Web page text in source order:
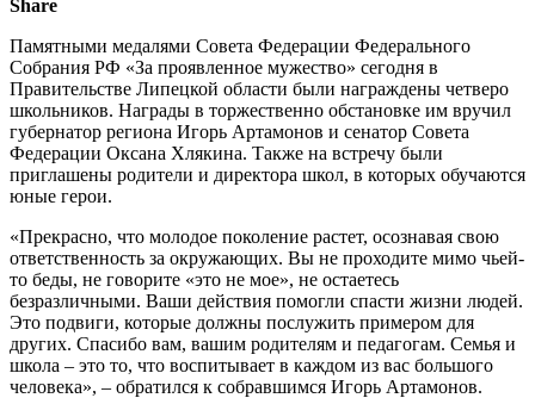
Share
Памятными медалями Совета Федерации Федерального
Собрания РФ «За проявленное мужество» сегодня в
Правительстве Липецкой области были награждены четверо
школьников. Награды в торжественно обстановке им вручил
губернатор региона Игорь Артамонов и сенатор Совета
Федерации Оксана Хлякина. Также на встречу были
приглашены родители и директора школ, в которых обучаются
юные герои.
«Прекрасно, что молодое поколение растет, осознавая свою
ответственность за окружающих. Вы не проходите мимо чьей-
то беды, не говорите «это не мое», не остаетесь
безразличными. Ваши действия помогли спасти жизни людей.
Это подвиги, которые должны послужить примером для
других. Спасибо вам, вашим родителям и педагогам. Семья и
школа – это то, что воспитывает в каждом из вас большого
человека», – обратился к собравшимся Игорь Артамонов.